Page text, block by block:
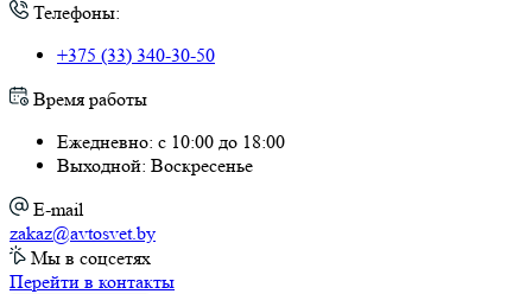
Телефоны:
+375 (33) 340-30-50
Время работы
Ежедневно: с 10:00 до 18:00
Выходной: Воскресенье
E-mail
zakaz@avtosvet.by
Мы в соцсетях
Перейти в контакты